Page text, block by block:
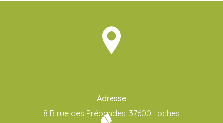
Adresse
8 B rue des Prébandes, 37600 Loches